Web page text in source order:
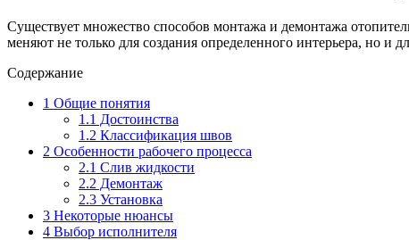
Существует множество способов монтажа и демонтажа
меняют не только для создания определенного интерьера, но и
Содержание
1 Общие понятия
1.1 Достоинства
1.2 Классификация швов
2 Особенности рабочего процесса
2.1 Слив жидкости
2.2 Демонтаж
2.3 Установка
3 Некоторые нюансы
4 Выбор исполнителя